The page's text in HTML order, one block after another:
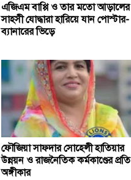
এজিএম বাপ্পি ও তার মতো আড়ালের
সাহসী যোদ্ধারা হারিয়ে যান পোস্টার-
ব্যানারের ভিড়ে
ফৌজিয়া সাফদার সোহেলী হাতিয়ার
উন্নয়ন ও রাজনৈতিক কর্মকাণ্ডের প্রতি
অঙ্গীকার